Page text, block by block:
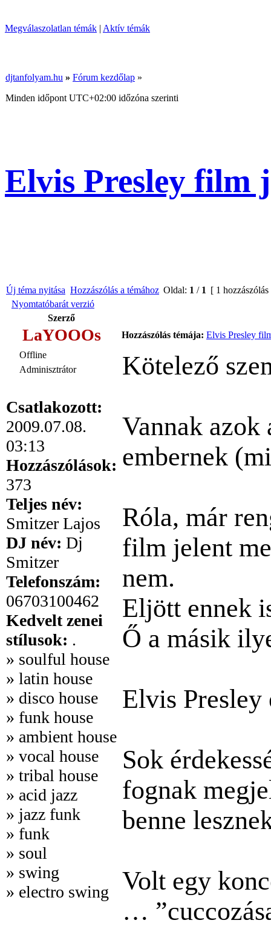
Megválaszolatlan témák | Aktív témák
djtanfolyam.hu » Fórum kezdőlap »
Minden időpont UTC+02:00 időzóna szerinti
Elvis Presley film
Új téma nyitása Hozzászólás a témához Oldal: 1 / 1 [ 1
Nyomtatóbarát verzió
Szerző
LaYOOOs Hozzászólás témája: Elvis Presley
Offline
Adminisztrátor
Csatlakozott:
2009.07.08.
03:13
Hozzászólások:
373
Teljes név:
Smitzer Lajos
DJ név: Dj
Smitzer
Telefonszám:
06703100462
Kedvelt zenei
stílusok: .
» soulful house
» latin house
» disco house
» funk house
» ambient house
» vocal house
» tribal house
» acid jazz
» jazz funk
» funk
» soul
» swing
» electro swing
Kötelező
Vannak
embernek
Róla, már
film jelent
nem.
Eljött ennek
Ő a másik
Elvis
Sok
fognak
benne
Volt egy
…